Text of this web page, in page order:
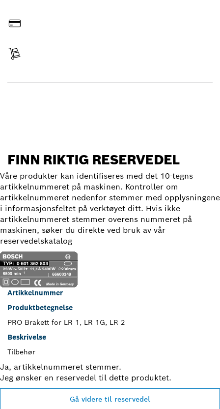
FINN RIKTIG RESERVEDEL
Våre produkter kan identifiseres med det 10-tegns
artikkelnummeret på maskinen. Kontroller om
artikkelnummeret nedenfor stemmer med opplysningene
i informasjonsfeltet på verktøyet ditt. Hvis ikke
artikkelnummeret stemmer overens nummeret på
maskinen, søker du direkte ved bruk av vår
reservedelskatalog
Artikkelnummer
Produktbetegnelse
PRO Brakett for LR 1, LR 1G, LR 2
Beskrivelse
Tilbehør
Ja, artikkelnummeret stemmer.
Jeg ønsker en reservedel til dette produktet.
Gå videre til reservedel